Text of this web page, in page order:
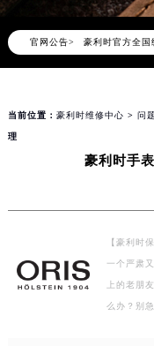
官网公告>
2026年8月豪利
2026年8月豪利
当前位置： 豪利时维修中心 > 问
理
豪利时手
【豪利时
一个严肃
上的老朋
么办？别